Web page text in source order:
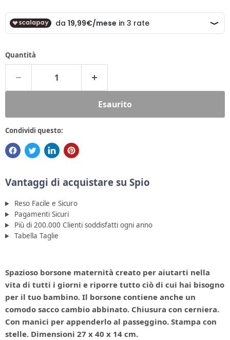
Quantità
Esaurito
Condividi questo:
Vantaggi di acquistare su Spio
Reso Facile e Sicuro
Pagamenti Sicuri
Più di 200.000 Clienti soddisfatti ogni anno
Tabella Taglie
Spazioso borsone maternità creato per aiutarti nella
vita di tutti i giorni e riporre tutto ciò di cui hai bisogno
per il tuo bambino. Il borsone contiene anche un
comodo sacco cambio abbinato. Chiusura con cerniera.
Con manici per appenderlo al passeggino. Stampa con
stelle. Dimensioni 27 x 40 x 14 cm.